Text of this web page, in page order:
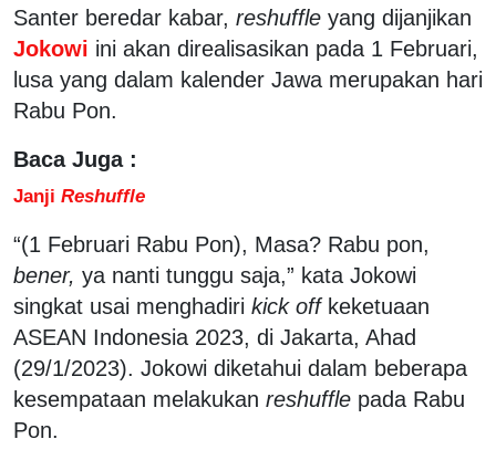
Santer beredar kabar, reshuffle yang dijanjikan
Jokowi ini akan direalisasikan pada 1 Februari,
lusa yang dalam kalender Jawa merupakan hari
Rabu Pon.
Baca Juga :
Janji Reshuffle
“(1 Februari Rabu Pon), Masa? Rabu pon,
bener, ya nanti tunggu saja,” kata Jokowi
singkat usai menghadiri kick offkeketuaan
ASEAN Indonesia 2023, di Jakarta, Ahad
(29/1/2023). Jokowi diketahui dalam beberapa
kesempataan melakukan reshuffle pada Rabu
Pon.